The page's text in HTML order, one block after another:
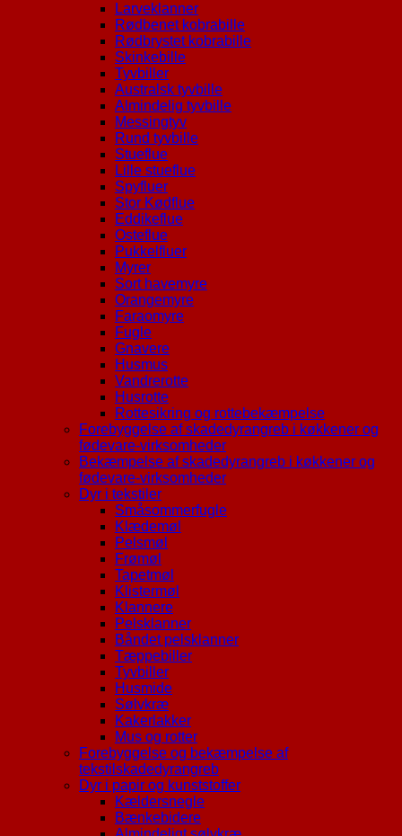
Larveklanner
Rødbenet kobrabille
Rødbrystet kobrabille
Skinkebille
Tyvbiller
Australsk tyvbille
Almindelig tyvbille
Messingtyv
Rund tyvbille
Stueflue
Lille stueflue
Spyfluer
Stor Kødflue
Eddikeflue
Osteflue
Pukkelfluer
Myrer
Sort havemyre
Orangemyre
Faraomyre
Fugle
Gnavere
Husmus
Vandrerotte
Husrotte
Rottesikring og rottebekæmpelse
Forebyggelse af skadedyrangreb i køkkener og
fødevare-virksomheder
Bekæmpelse af skadedyrangreb i køkkener og
fødevare-virksomheder
Dyr i tekstiler
Småsommerfugle
Klædemøl
Pelsmøl
Frømøl
Tapetmøl
Klistermøl
Klannere
Pelsklanner
Båndet pelsklanner
Tæppebiller
Tyvbiller
Husmide
Sølvkræ
Kakerlakker
Mus og rotter
Forebyggelse og bekæmpelse af
tekstilskadedyrangreb
Dyr i papir og kunststoffer
Kældersnegle
Bænkebidere